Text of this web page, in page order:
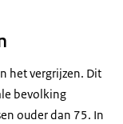
het vergrijzen. Dit
bevolking
ouder dan 75. In